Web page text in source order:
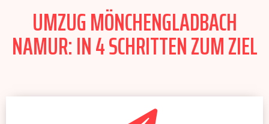
UMZUG MÖNCHENGLADBACH
NAMUR: IN 4 SCHRITTEN ZUM ZIEL